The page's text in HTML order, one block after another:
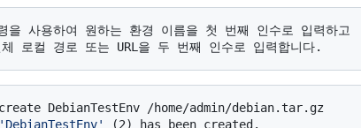
'DebianTestEnv' (2) has been created.